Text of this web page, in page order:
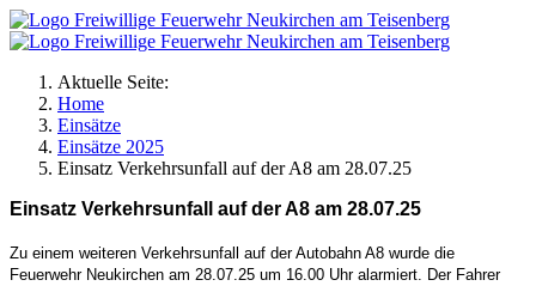
Aktuelle Seite:
Home
Einsätze
Einsätze 2025
Einsatz Verkehrsunfall auf der A8 am 28.07.25
Einsatz Verkehrsunfall auf der A8 am 28.07.25
Zu einem weiteren Verkehrsunfall auf der Autobahn A8 wurde die
Feuerwehr Neukirchen am 28.07.25 um 16.00 Uhr alarmiert. Der Fahrer